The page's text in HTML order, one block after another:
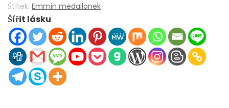
Locket
925
Sterling
Silver
s
technologií
Crystal
Štítek: Emmin medailonek
Šířit lásku